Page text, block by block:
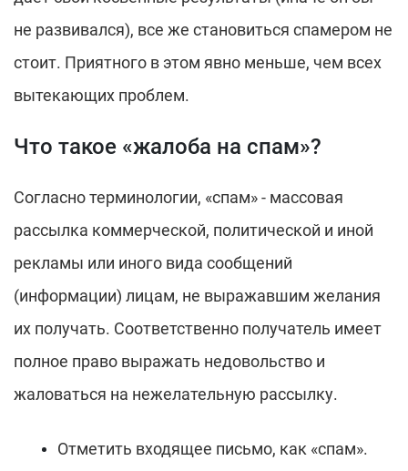
не развивался), все же становиться спамером не
стоит. Приятного в этом явно меньше, чем всех
вытекающих проблем.
Что такое «жалоба на спам»?
Согласно терминологии, «спам» - массовая
рассылка коммерческой, политической и иной
рекламы или иного вида сообщений
(информации) лицам, не выражавшим желания
их получать. Соответственно получатель имеет
полное право выражать недовольство и
жаловаться на нежелательную рассылку.
Отметить входящее письмо, как «спам».